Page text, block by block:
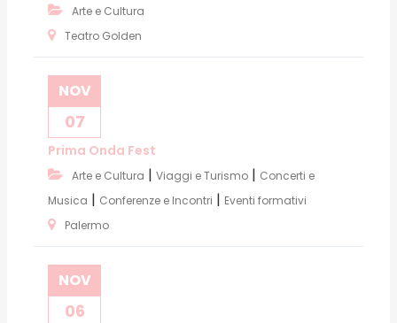
Arte e Cultura
Teatro Golden
NOV
07
Prima Onda Fest
Arte e Cultura | Viaggi e Turismo | Concerti e
Musica | Conferenze e Incontri | Eventi formativi
Palermo
NOV
06